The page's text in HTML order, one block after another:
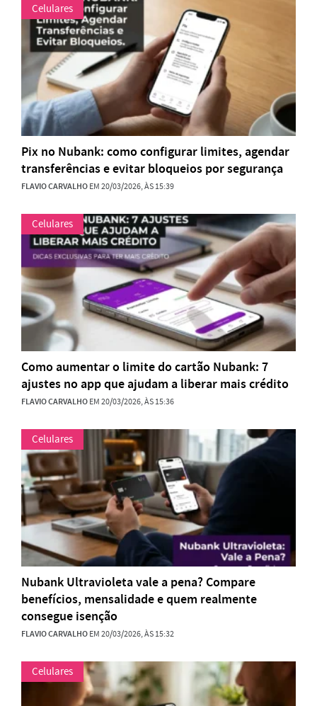
Celulares
Pix no Nubank: como configurar limites, agendar
transferências e evitar bloqueios por segurança
FLAVIO CARVALHOEM 20/03/2026, ÀS 15:39
Celulares
Como aumentar o limite do cartão Nubank: 7
ajustes no app que ajudam a liberar mais crédito
FLAVIO CARVALHOEM 20/03/2026, ÀS 15:36
Celulares
Nubank Ultravioleta vale a pena? Compare
benefícios, mensalidade e quem realmente
consegue isenção
FLAVIO CARVALHOEM 20/03/2026, ÀS 15:32
Celulares